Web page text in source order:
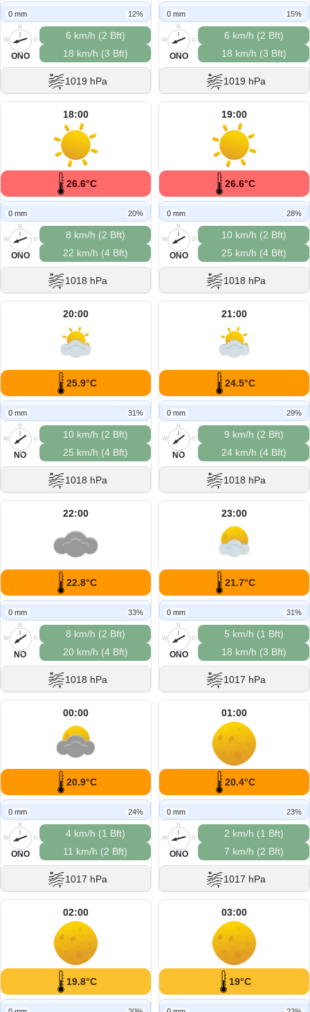
0 mm 12%
N
O
S
W
ONO
6 km/h (2 Bft)
18 km/h (3 Bft)
1019 hPa
0 mm 15%
N
O
S
W
ONO
6 km/h (2 Bft)
18 km/h (3 Bft)
1019 hPa
18:00
26.6°C
0 mm 20%
N
O
S
W
ONO
8 km/h (2 Bft)
22 km/h (4 Bft)
1018 hPa
19:00
26.6°C
0 mm 28%
N
O
S
W
ONO
10 km/h (2 Bft)
25 km/h (4 Bft)
1018 hPa
20:00
25.9°C
0 mm 31%
N
O
S
W
NO
10 km/h (2 Bft)
25 km/h (4 Bft)
1018 hPa
21:00
24.5°C
0 mm 29%
N
O
S
W
NO
9 km/h (2 Bft)
24 km/h (4 Bft)
1018 hPa
22:00
22.8°C
0 mm 33%
N
O
S
W
NO
8 km/h (2 Bft)
20 km/h (4 Bft)
1018 hPa
23:00
21.7°C
0 mm 31%
N
O
S
W
ONO
5 km/h (1 Bft)
18 km/h (3 Bft)
1017 hPa
00:00
20.9°C
0 mm 24%
N
O
S
W
ONO
4 km/h (1 Bft)
11 km/h (2 Bft)
1017 hPa
01:00
20.4°C
0 mm 23%
N
O
S
W
ONO
2 km/h (1 Bft)
7 km/h (2 Bft)
1017 hPa
02:00
19.8°C
03:00
19°C